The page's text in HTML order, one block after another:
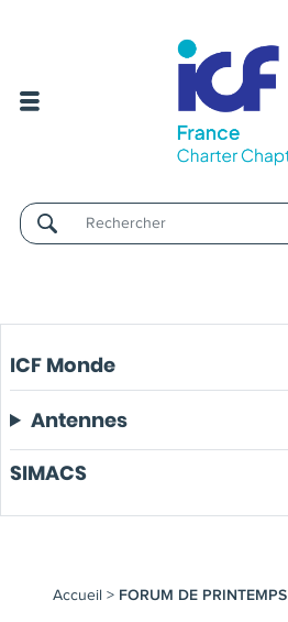
Username
ICF Monde
Antennes
SIMACS
Accueil > FORUM DE PRINTEMPS